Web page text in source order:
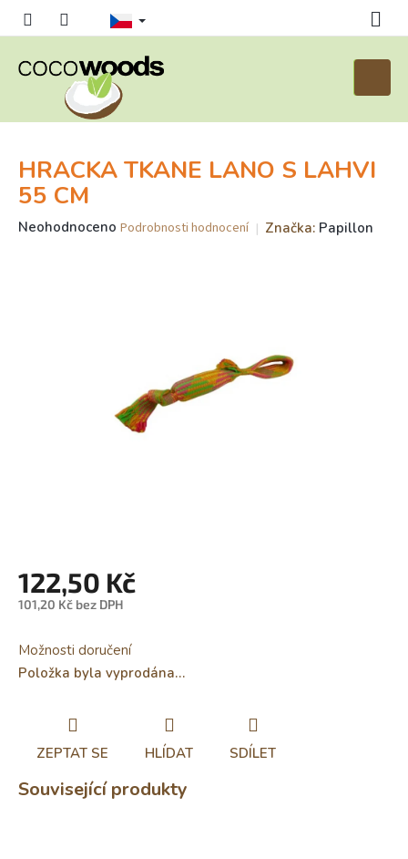
košík
HRACKA TKANE LANO S LAHVI
55 CM
Průměrné
Neohodnoceno Podrobnosti hodnocení Značka: Papillon
122,50 Kč
101,20 Kč bez DPH
cena:
Možnosti doručení
Položka byla vyprodána…
ZEPTAT SE HLÍDAT SDÍLET
Související produkty